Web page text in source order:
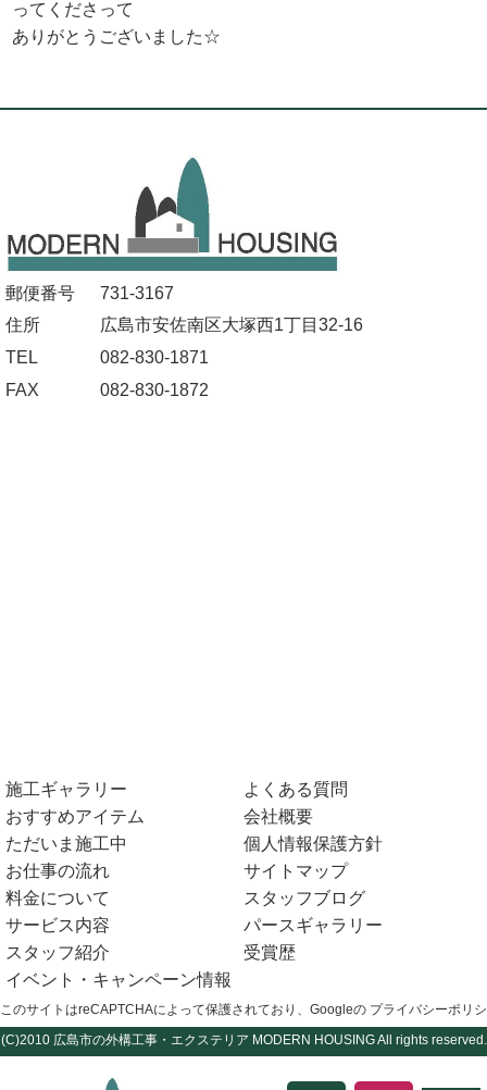
ってくださって
ありがとうございました☆
郵便番号
731-3167
住所
広島市安佐南区大塚西1丁目32-16
TEL
082-830-1871
FAX
082-830-1872
施工ギャラリー
おすすめアイテム
ただいま施工中
お仕事の流れ
料金について
サービス内容
スタッフ紹介
イベント・キャンペーン情報
よくある質問
会社概要
個人情報保護方針
サイトマップ
スタッフブログ
パースギャラリー
受賞歴
このサイトはreCAPTCHAによって保護されており、Googleの プライバシーポリ
(C)2010 広島市の外構工事・エクステリア MODERN HOUSING All rights reserved.